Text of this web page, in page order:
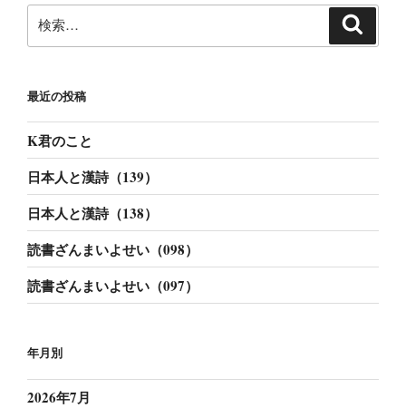
ま
い
い
（055）”
の
索:
最近の投稿
K君のこと
日本人と漢詩（139）
日本人と漢詩（138）
読書ざんまいよせい（098）
読書ざんまいよせい（097）
年月別
2026年7月